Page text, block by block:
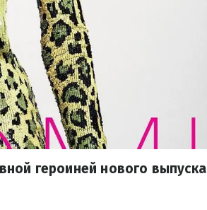
героиней нового выпуска